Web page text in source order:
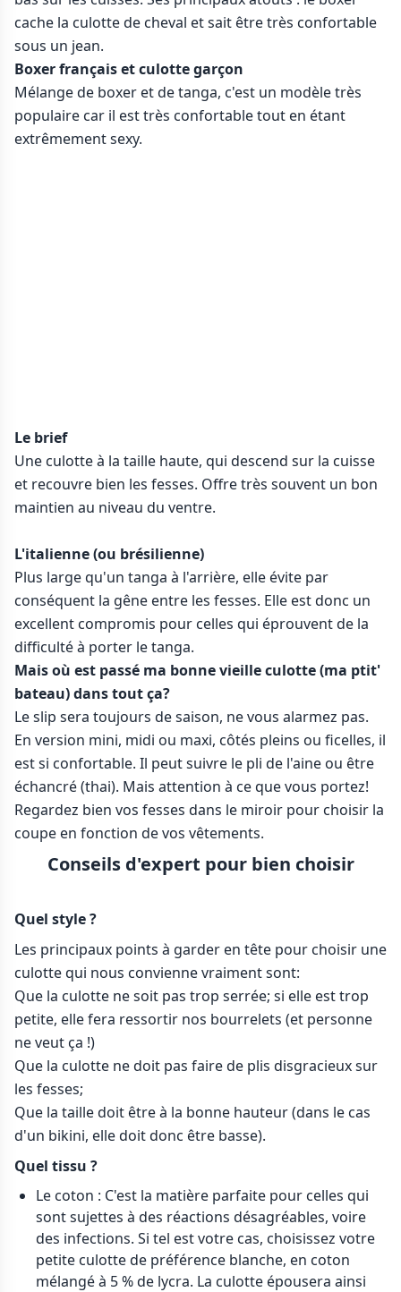
cache la culotte de cheval et sait être très confortable
sous un jean.
Boxer français et culotte garçon
Mélange de boxer et de tanga, c'est un modèle très
populaire car il est très confortable tout en étant
extrêmement sexy.
Le brief
Une culotte à la taille haute, qui descend sur la cuisse
et recouvre bien les fesses. Offre très souvent un bon
maintien au niveau du ventre.
L'italienne (ou brésilienne)
Plus large qu'un tanga à l'arrière, elle évite par
conséquent la gêne entre les fesses. Elle est donc un
excellent compromis pour celles qui éprouvent de la
difficulté à porter le tanga.
Mais où est passé ma bonne vieille culotte (ma ptit'
bateau) dans tout ça?
Le slip sera toujours de saison, ne vous alarmez pas.
En version mini, midi ou maxi, côtés pleins ou ficelles, il
est si confortable. Il peut suivre le pli de l'aine ou être
échancré (thai). Mais attention à ce que vous portez!
Regardez bien vos fesses dans le miroir pour choisir la
coupe en fonction de vos vêtements.
Conseils d'expert pour bien choisir
Quel style ?
Les principaux points à garder en tête pour choisir une
culotte qui nous convienne vraiment sont:
Que la culotte ne soit pas trop serrée; si elle est trop
petite, elle fera ressortir nos bourrelets (et personne
ne veut ça !)
Que la culotte ne doit pas faire de plis disgracieux sur
les fesses;
Que la taille doit être à la bonne hauteur (dans le cas
d'un bikini, elle doit donc être basse).
Quel tissu ?
Le coton : C'est la matière parfaite pour celles qui
sont sujettes à des réactions désagréables, voire
des infections. Si tel est votre cas, choisissez votre
petite culotte de préférence blanche, en coton
mélangé à 5 % de lycra. La culotte épousera ainsi